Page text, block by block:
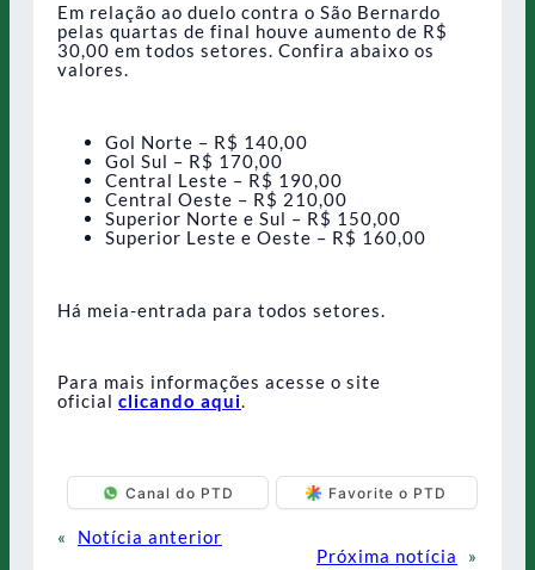
Em relação ao duelo contra o São Bernardo
pelas quartas de final houve aumento de R$
30,00 em todos setores. Confira abaixo os
valores.
Gol Norte – R$ 140,00
Gol Sul – R$ 170,00
Central Leste – R$ 190,00
Central Oeste – R$ 210,00
Superior Norte e Sul – R$ 150,00
Superior Leste e Oeste – R$ 160,00
Há meia-entrada para todos setores.
Para mais informações acesse o site
oficial clicando aqui.
Canal do PTD Favorite o PTD
«
Notícia anterior
Próxima notícia
»